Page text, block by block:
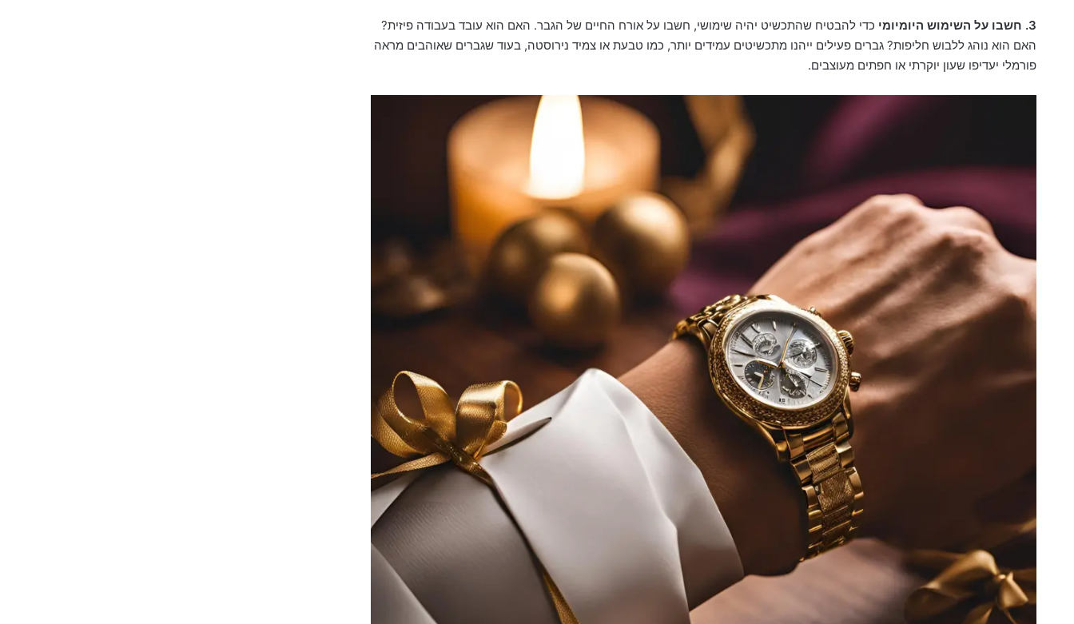
3. חשבו על השימוש היומיומי
כדי להבטיח שהתכשיט יהיה שימושי, חשבו על אורח החיים של הגבר. האם הוא עובד בעבודה פיזית?
האם הוא נוהג ללבוש חליפות? גברים פעילים ייהנו מתכשיטים עמידים יותר, כמו טבעת או צמיד נירוסטה, בעוד שגברים שאוהבים מראה
פורמלי יעדיפו שעון יוקרתי או חפתים מעוצבים.